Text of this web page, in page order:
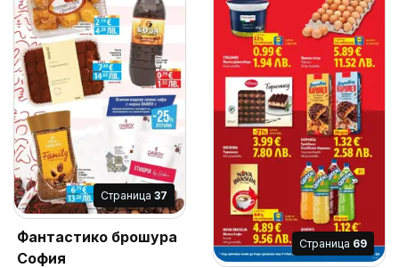
Cтраница 37
Фантастико брошура
София
Cтраница 69